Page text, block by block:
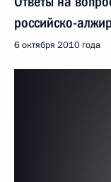
российско-
6 октября 2010 года